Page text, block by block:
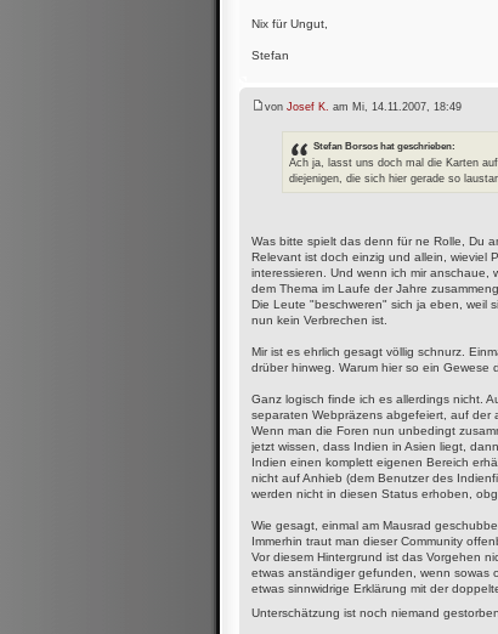
Nix für Ungut,
Stefan
von Josef K. am Mi, 14.11.2007, 18:49
Stefan Borsos hat geschrieben:
Ach ja, lasst uns doch mal die Karten
diejenigen, die sich hier gerade so
Was bitte spielt das denn für ne Rolle, Du
Relevant ist doch einzig und allein, wieviel
interessieren. Und wenn ich mir anschaue,
dem Thema im Laufe der Jahre
Die Leute "beschweren" sich ja eben, weil
nun kein Verbrechen ist.
Mir ist es ehrlich gesagt völlig schnurz.
drüber hinweg. Warum hier so ein Gewese
Ganz logisch finde ich es allerdings nicht.
separaten Webpräzens abgefeiert, auf der
Wenn man die Foren nun unbedingt
jetzt wissen, dass Indien in Asien liegt,
Indien einen komplett eigenen Bereich
nicht auf Anhieb (dem Benutzer des
werden nicht in diesen Status erhoben,
Wie gesagt, einmal am Mausrad
Immerhin traut man dieser Community
Vor diesem Hintergrund ist das Vorgehen
etwas anständiger gefunden, wenn sowas
etwas sinnwidrige Erklärung mit der
Unterschätzung ist noch niemand